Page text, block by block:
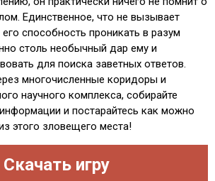
Единственное, что не вызывает
способность проникать в разум
столь необычный дар ему и
для поиска заветных ответов.
многочисленные коридоры и
научного комплекса, собирайте
и постарайтесь как можно
этого зловещего места!
Скачать игру